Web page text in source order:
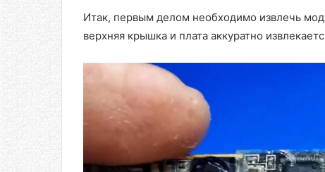
Итак, первым делом необходимо извлечь
верхняя крышка и плата аккуратно